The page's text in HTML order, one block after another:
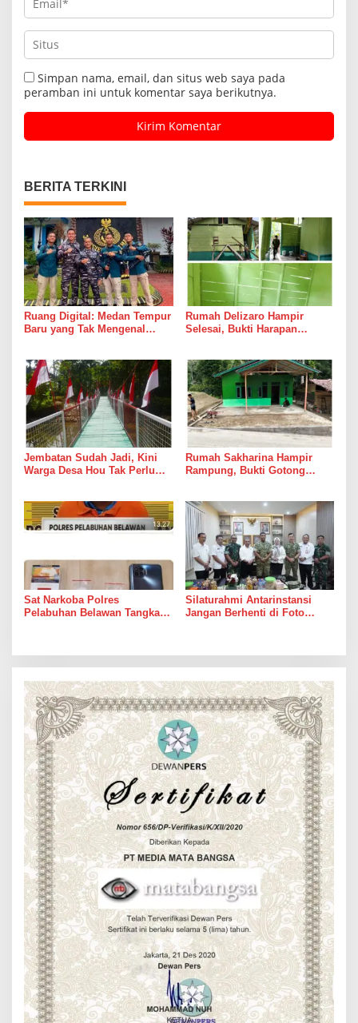
Simpan nama, email, dan situs web saya pada
peramban ini untuk komentar saya berikutnya.
BERITA TERKINI
Ruang Digital: Medan Tempur
Baru yang Tak Mengenal
Rumah Delizaro Hampir
Selesai, Bukti Harapan
Jembatan Sudah Jadi, Kini
Warga Desa Hou Tak Perlu
Rumah Sakharina Hampir
Rampung, Bukti Gotong
Sat Narkoba Polres
Pelabuhan Belawan Tangkap
Silaturahmi Antarinstansi
Jangan Berhenti di Foto